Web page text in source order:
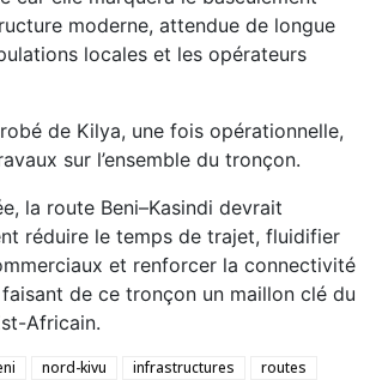
moderne, attendue de longue
locales et les opérateurs
de Kilya, une fois opérationnelle,
sur l’ensemble du tronçon.
la route Beni–Kasindi devrait
réduire le temps de trajet, fluidifier
et renforcer la connectivité
de ce tronçon un maillon clé du
Africain.
nord-kivu infrastructures routes